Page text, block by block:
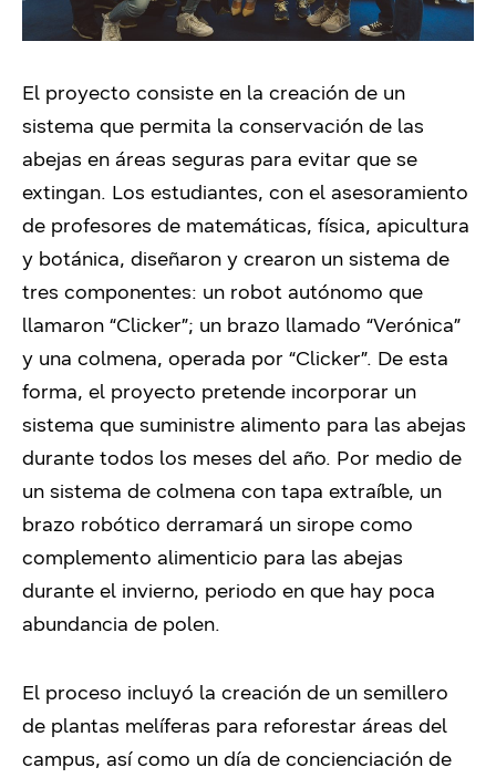
El proyecto consiste en la creación de un
sistema que permita la conservación de las
abejas en áreas seguras para evitar que se
extingan. Los estudiantes, con el asesoramiento
de profesores de matemáticas, física, apicultura
y botánica, diseñaron y crearon un sistema de
tres componentes: un robot autónomo que
llamaron “Clicker”; un brazo llamado “Verónica”
y una colmena, operada por “Clicker”. De esta
forma, el proyecto pretende incorporar un
sistema que suministre alimento para las abejas
durante todos los meses del año. Por medio de
un sistema de colmena con tapa extraíble, un
brazo robótico derramará un sirope como
complemento alimenticio para las abejas
durante el invierno, periodo en que hay poca
abundancia de polen.
El proceso incluyó la creación de un semillero
de plantas melíferas para reforestar áreas del
campus, así como un día de concienciación de